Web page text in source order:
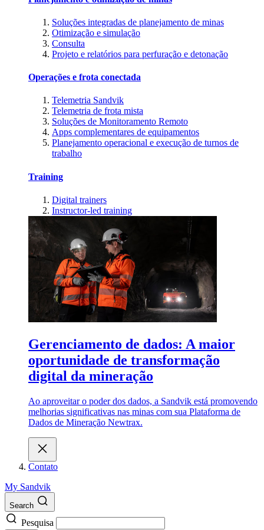
Soluções integradas de planejamento de minas
Otimização e simulação
Consulta
Projeto e relatórios para perfuração e detonação
Operações e frota conectada
Telemetria Sandvik
Telemetria de frota mista
Soluções de Monitoramento Remoto
Apps complementares de equipamentos
Planejamento operacional e execução de turnos de
trabalho
Training
Digital trainers
Instructor-led training
Gerenciamento de dados: A maior
oportunidade de transformação
digital da mineração
Ao aproveitar o poder dos dados, a Sandvik está promovendo
melhorias significativas nas minas com sua Plataforma de
Dados de Mineração Newtrax.
Contato
My Sandvik
Search
Pesquisa